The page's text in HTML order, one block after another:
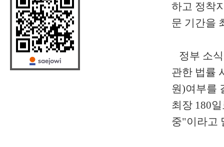
하고 정착
문 기간을
정부 소
관한 법률
원)여부를
최장 180
중"이라고